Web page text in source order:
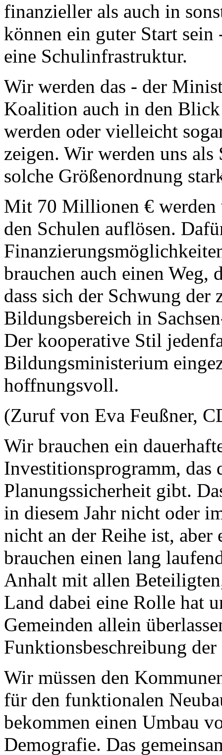
finanzieller als auch in
können ein guter Start
eine Schulinfrastruktur.
Wir werden das - der
Koalition auch in den
werden oder vielleicht
zeigen. Wir werden uns
solche Größenordnung
Mit 70 Millionen € werden
den Schulen auflösen.
brauchen auch einen Weg,
dass sich der Schwung
Bildungsbereich in
Der kooperative Stil
Bildungsministerium
hoffnungsvoll.
(Zuruf von Eva Feußner,
Wir brauchen ein
Investitionsprogramm, das
Planungssicherheit gibt.
in diesem Jahr nicht oder
nicht an der Reihe ist,
brauchen einen lang
Anhalt mit allen
Land dabei eine Rolle hat
Gemeinden allein
Funktionsbeschreibung
Wir müssen den
für den funktionalen
bekommen einen Umbau
Demografie. Das